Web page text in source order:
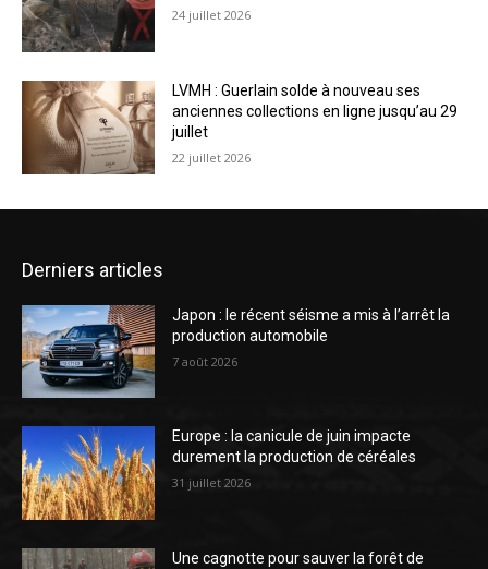
24 juillet 2026
LVMH : Guerlain solde à nouveau ses
anciennes collections en ligne jusqu’au 29
juillet
22 juillet 2026
Derniers articles
Japon : le récent séisme a mis à l’arrêt la
production automobile
7 août 2026
Europe : la canicule de juin impacte
durement la production de céréales
31 juillet 2026
Une cagnotte pour sauver la forêt de